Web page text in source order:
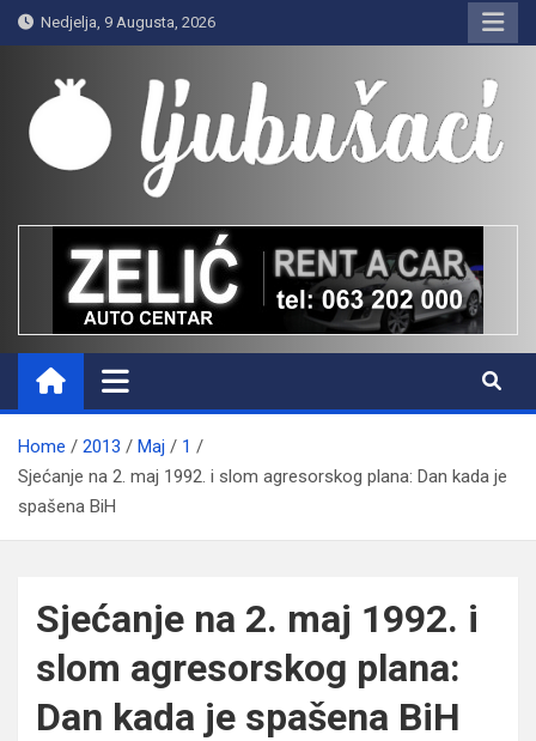
Skip
to
content
Nedjelja, 9 Augusta, 2026
Ljubušaci
Svom voljenom gradu
Home 2013 Maj
1
Sjećanje na 2. maj 1992. i slom agresorskog plana: Dan kada je
spašena BiH
Sjećanje na 2. maj 1992. i
slom agresorskog plana:
Dan kada je spašena BiH